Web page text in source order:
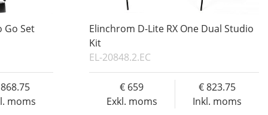
Go Set
moms
868.75
Elinchrom D-Lite RX One Dual Studio
Kit
EL-20848.2.EC
Exkl. moms
659
Inkl. moms
823.75